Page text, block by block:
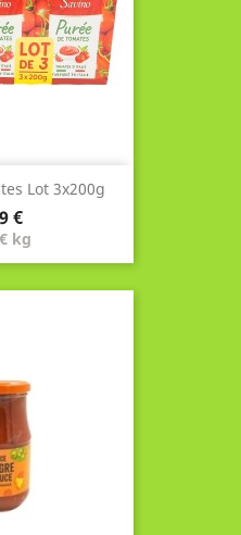
Lot 3x200g
€
kg